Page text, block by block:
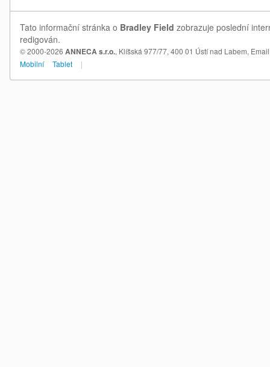
Tato informační stránka o Bradley Field zobrazuje poslední
redigován.
© 2000-2026 ANNECA s.r.o., Klíšská 977/77, 400 01 Ústí nad Labem,
Mobilní
Tablet |